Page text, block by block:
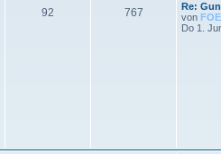
92 767
Re:
von FOE
Do 1.